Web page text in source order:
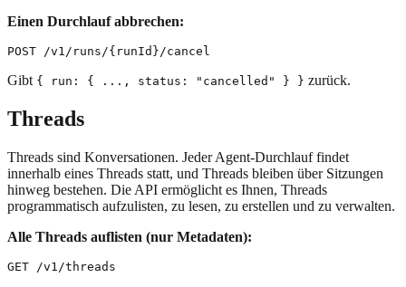
Einen Durchlauf abbrechen:
Gibt { run: { ..., status: "cancelled" } } zurück.
Threads
Threads sind Konversationen. Jeder Agent-Durchlauf findet
innerhalb eines Threads statt, und Threads bleiben über Sitzungen
hinweg bestehen. Die API ermöglicht es Ihnen, Threads
programmatisch aufzulisten, zu lesen, zu erstellen und zu verwalten.
Alle Threads auflisten (nur Metadaten):